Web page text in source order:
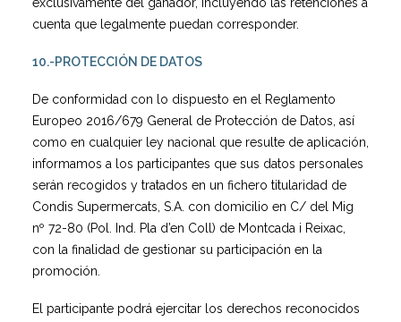
cuenta que legalmente puedan corresponder.
10.-PROTECCIÓN DE DATOS
De conformidad con lo dispuesto en el Reglamento
Europeo 2016/679 General de Protección de Datos, así
como en cualquier ley nacional que resulte de aplicación,
informamos a los participantes que sus datos personales
serán recogidos y tratados en un fichero titularidad de
Condis Supermercats, S.A. con domicilio en C/ del Mig
nº 72-80 (Pol. Ind. Pla d’en Coll) de Montcada i Reixac,
con la finalidad de gestionar su participación en la
promoción.
El participante podrá ejercitar los derechos reconocidos